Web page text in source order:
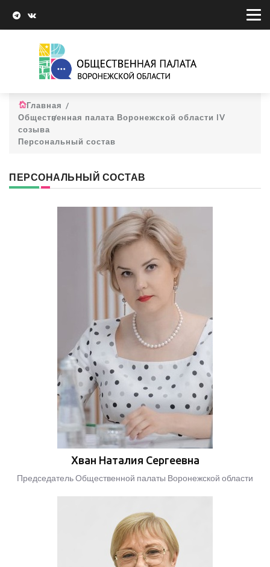
Главная
Общественная палата Воронежской области IV
созыва
Персональный состав
ПЕРСОНАЛЬНЫЙ СОСТАВ
Хван Наталия Сергеевна
Председатель Общественной палаты Воронежской области